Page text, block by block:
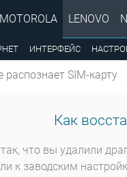
MOTOROLA
ИНТЕРФЕЙС
LENOVO
SIM-карту
Как
что вы удалили
к заводским